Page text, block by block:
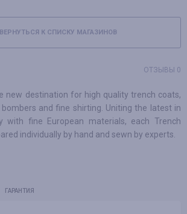
ВЕРНУТЬСЯ К СПИСКУ МАГАЗИНОВ
ОТЗЫВЫ 0
new destination for high quality trench coats,
and fine shirting. Uniting the latest in
with fine European materials, each Trench
individually by hand and sewn by experts.
ГАРАНТИЯ